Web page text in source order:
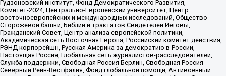
Гудзоновский институт, Фонд Демократического Развития,
Комитет-2024, Центрально-Европейский университет, Центр
восточноевропейских и международных исследований, Общество
Сторожевой башни, Библии и трактатов Свидетелей Иеговы,
Гражданский Совет, Центр анализа европейской политики,
Академическая сеть Восточная Европа, Российский комитет действия,
РЭНД корпорейшн, Русская Америка за демократию в России,
Настоящая Россия, Глобальная сеть журналистов-расследователей,
Служба поддержки, Свободная Россия Берлин, Свободная Россия
Северный Рейн-Вестфалия, Фонд глобальной помощи, Антивоенный